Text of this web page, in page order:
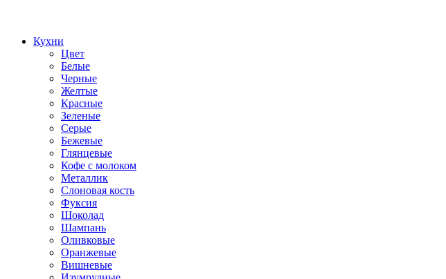
Кухни
Цвет
Белые
Черные
Желтые
Красные
Зеленые
Серые
Бежевые
Глянцевые
Кофе с молоком
Металлик
Слоновая кость
Фуксия
Шоколад
Шампань
Оливковые
Оранжевые
Вишневые